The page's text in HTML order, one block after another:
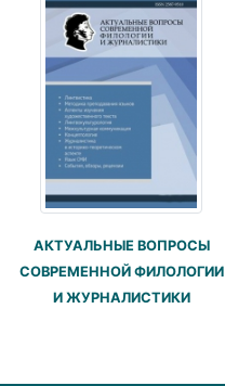
АКТУАЛЬНЫЕ ВОПРОСЫ
СОВРЕМЕННОЙ ФИЛОЛОГИИ
И ЖУРНАЛИСТИКИ